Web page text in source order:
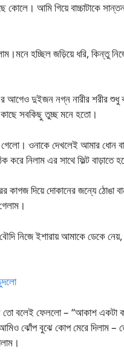
আমি গিয়ে বাচ্চাটাকে
হচ্ছিল জড়িয়ে ধরি, কিন্তু
আগেও দুইজন নগ্ন নারীর শরীর শুধু
সবকিছু তুচ্ছ মনে হতো।
ওনাকে দেখলেই আমার ধোন
করে নিলাম এর সাথে ফিল্ট
দিয়ে দোকানের জন্যে ঠোঙা
নিজে ইশারায় আমাকে ডেকে নেয়,
বলেই ফেললো – “আকাশ একটা
ঝোঁপ বুঝে কোপ মেরে দিলাম –